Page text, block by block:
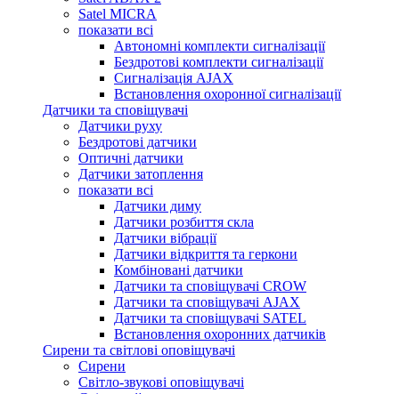
Satel MICRA
показати всі
Автономні комплекти сигналізації
Бездротові комплекти сигналізації
Сигналізація AJAX
Встановлення охоронної сигналізації
Датчики та сповіщувачі
Датчики руху
Бездротові датчики
Оптичні датчики
Датчики затоплення
показати всі
Датчики диму
Датчики розбиття скла
Датчики вібрації
Датчики відкриття та геркони
Комбіновані датчики
Датчики та сповіщувачі CROW
Датчики та сповіщувачі AJAX
Датчики та сповіщувачі SATEL
Встановлення охоронних датчиків
Сирени та світлові оповіщувачі
Сирени
Світло-звукові оповіщувачі